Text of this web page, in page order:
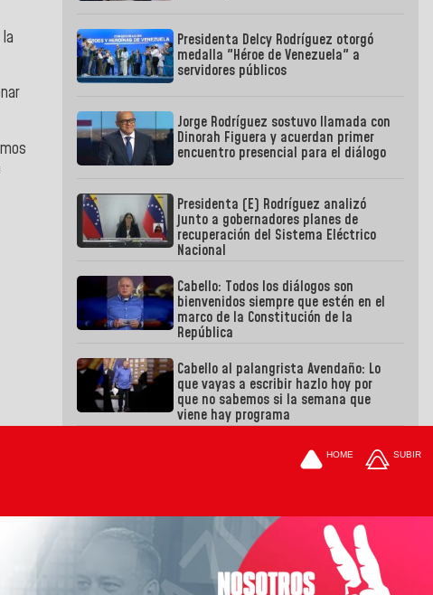
Presidenta Delcy Rodríguez otorgó
medalla "Héroe de Venezuela" a
servidores públicos
Jorge Rodríguez sostuvo llamada con
Dinorah Figuera y acuerdan primer
encuentro presencial para el diálogo
Presidenta (E) Rodríguez analizó
junto a gobernadores planes de
recuperación del Sistema Eléctrico
Nacional
Cabello: Todos los diálogos son
bienvenidos siempre que estén en el
marco de la Constitución de la
República
Cabello al palangrista Avendaño: Lo
que vayas a escribir hazlo hoy por
que no sabemos si la semana que
viene hay programa
HOME SUBIR